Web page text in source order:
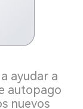
ayudar a
autopago
nuevos